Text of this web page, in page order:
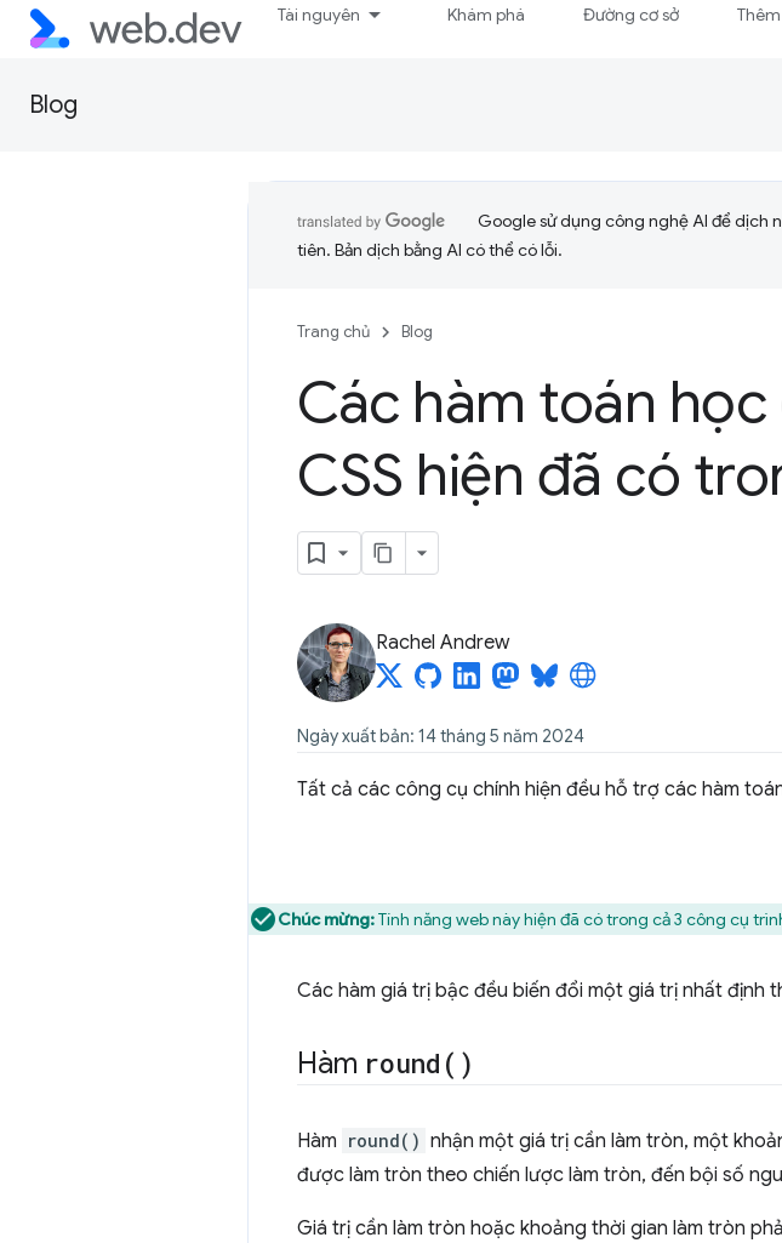
Tài nguyên Khám phá Đường cơ sở Thêm
Blog
Google sử dụng công nghệ AI để dịch
tiên. Bản dịch bằng AI có thể có lỗi.
Trang chủ Blog
Các hàm toán
CSS hiện đã có
Rachel Andrew
Ngày xuất bản: 14 tháng 5 năm 2024
Tất cả các công cụ chính hiện đều hỗ trợ các hàm
Chúc mừng:Tính năng web này hiện đã có trong cả 3 công cụ
Các hàm giá trị bậc đều biến đổi một giá trị nhất định
Hàm round( )
Hàm round() nhận một giá trị cần làm tròn, một
được làm tròn theo chiến lược làm tròn, đến bội số
Giá trị cần làm tròn hoặc khoảng thời gian làm tròn